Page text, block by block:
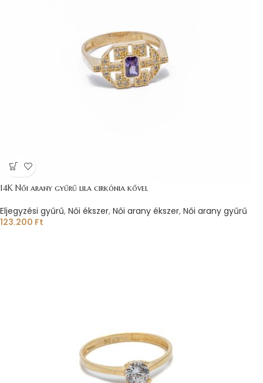
14K Női arany gyűrű lila cirkónia kővel
Eljegyzési gyűrű, Női ékszer, Női arany ékszer, Női arany gyűrű
123.200 Ft